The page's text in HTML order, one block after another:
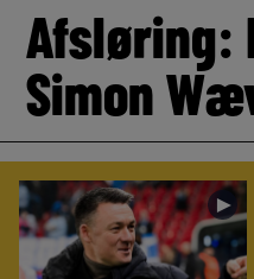
Afsløring:
Simon
►